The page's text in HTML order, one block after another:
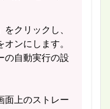
クリックし、
ンにします。
の自動実行の設
面上のストレー